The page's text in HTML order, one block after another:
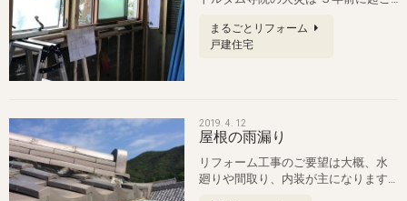
を…まるごとリフォーム
戸建住宅
2019. 4. 12
屋根の雨漏り
リフォーム工事のご要望は大概、水
廻りや間取り、内装が主になります